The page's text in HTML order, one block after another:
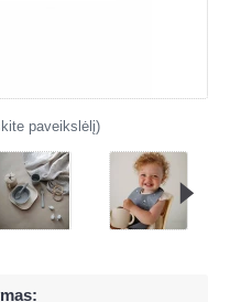
paveikslėlį)